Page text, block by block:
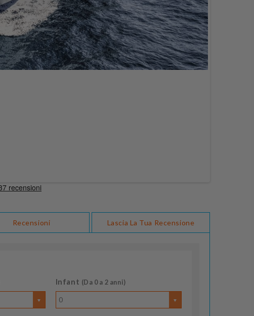
Recensioni Lascia La Tua Recensione
Infant (Da 0 a 2 anni)
0